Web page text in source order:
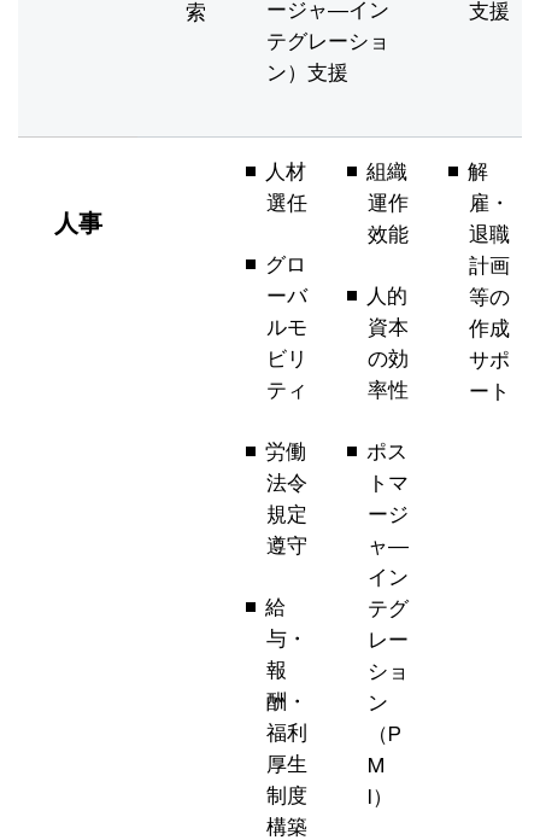
索
ージャ―イン
テグレーショ
ン）支援
支援
人事
人材
選任
グロ
ーバ
ルモ
ビリ
ティ
労働
法令
規定
遵守
給
与・
報
酬・
福利
厚生
制度
構築
組織
運作
效能
人的
資本
の効
率性
ポス
トマ
ージ
ャ―
イン
テグ
レー
ショ
ン
（P
M
I）
解
雇・
退職
計画
等の
作成
サポ
ート